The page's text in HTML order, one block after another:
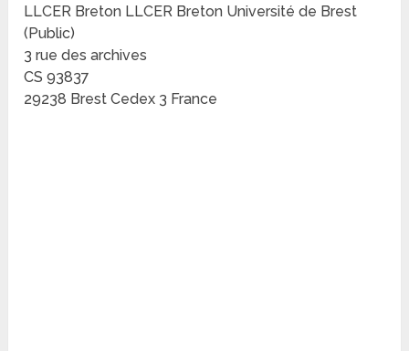
LLCER Breton LLCER Breton Université de Brest
(Public)
3 rue des archives
CS 93837
29238 Brest Cedex 3 France